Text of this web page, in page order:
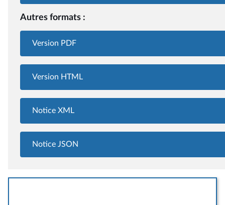
Autres formats :
Version PDF
Version HTML
Notice XML
Notice JSON